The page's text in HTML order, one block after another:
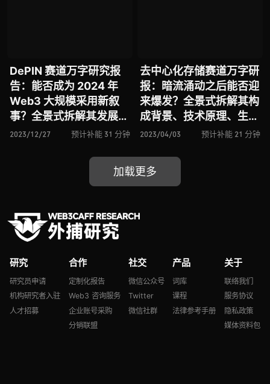
DePIN 赛道万字研究报
告：能否成为 2024 年
Web3 大规模采用新叙
事？全景式拆解其发展逻
辑、运作机制、经济模
2023/12/27 预计补能 31 分钟
去中心化存储赛道万字研
报：暗流涌动之后能否迎
来爆发？全景式拆解其构
成背景、技术原理、生态
现状与未来挑战
2023/04/03 预计补能 21 分钟
加载更多
研究
研究员申请
机构研究者入驻
人才招募
合作
定制化报告
Web3 咨询服务
企业账号采购
分销联盟
社交
微信公众号
Twitter
微信社群
产品
词库
课程
法律参考手册
关于
联络我们
服务协议
隐私政策
媒体资料包